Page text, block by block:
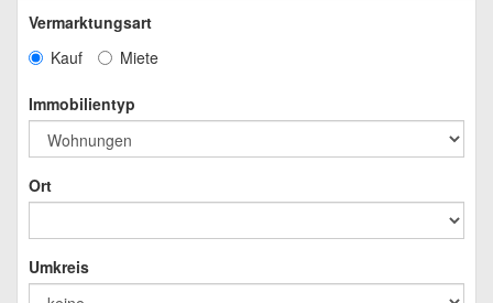
Vermarktungsart
Kauf
Miete
Immobilientyp
Ort
Umkreis